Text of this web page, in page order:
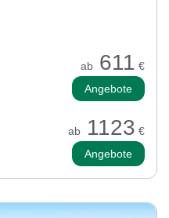
ab 611 €
Angebote
ab 1123 €
Angebote